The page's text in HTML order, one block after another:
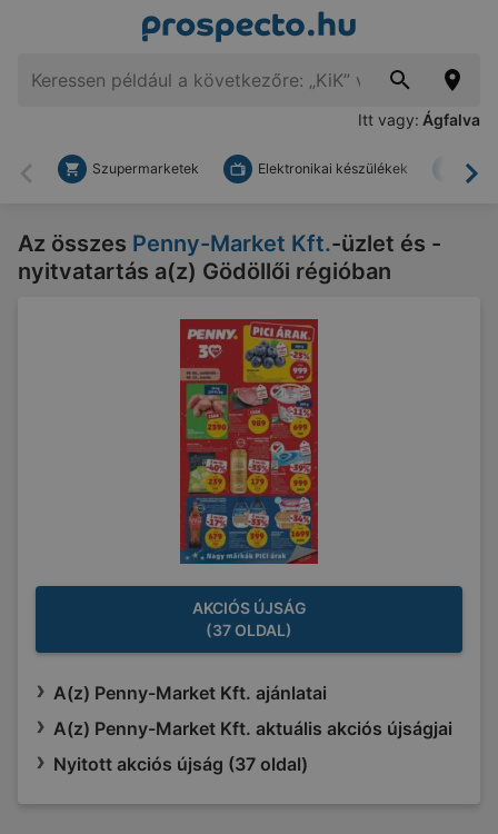
Itt vagy: Ágfalva
Vissza
Szupermarketek Elektronikai készülékek
Az összes Penny-Market Kft.-üzlet és -
nyitvatartás a(z) Gödöllői régióban
AKCIÓS ÚJSÁG
(37 OLDAL)
A(z) Penny-Market Kft. ajánlatai
A(z) Penny-Market Kft. aktuális akciós újságjai
Nyitott akciós újság (37 oldal)